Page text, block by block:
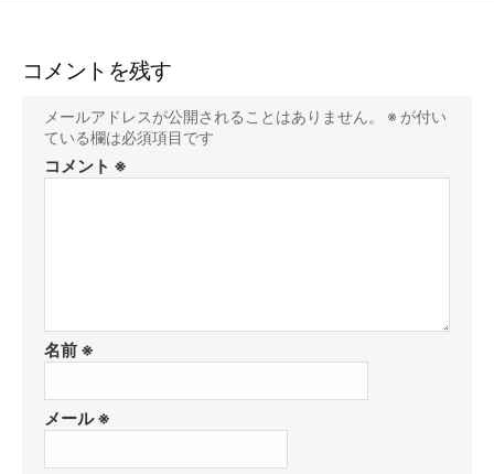
コメントを残す
メールアドレスが公開されることはありません。 ※ が付い
ている欄は必須項目です
コメント ※
名前 ※
メール※